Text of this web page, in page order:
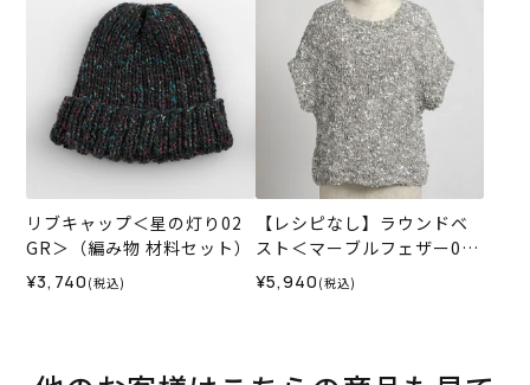
リブキャップ＜星の灯り02
GR＞（編み物 材料セット）
¥3,740 (税込)
【レシピなし】ラウンドベ
スト＜マーブルフェザー02
GR＞（編み物 材料セット）
¥5,940 (税込)